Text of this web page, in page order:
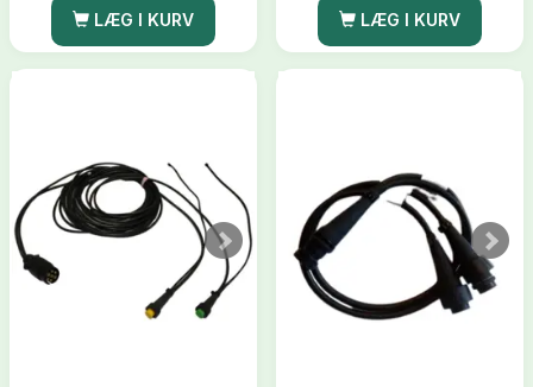
LÆG I KURV LÆG I KURV